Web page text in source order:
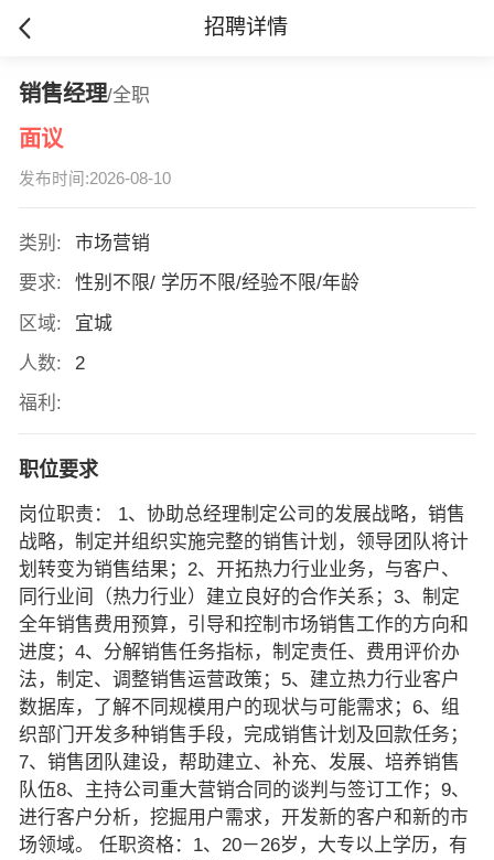
招聘详情
销售经理/全职
面议
发布时间:2026-08-10
类别:
市场营销
要求:
性别不限/ 学历不限/经验不限/年龄
区域:
宜城
人数:
2
福利:
职位要求
岗位职责： 1、协助总经理制定公司的发展战略，销售
战略，制定并组织实施完整的销售计划，领导团队将计
划转变为销售结果；2、开拓热力行业业务，与客户、
同行业间（热力行业）建立良好的合作关系；3、制定
全年销售费用预算，引导和控制市场销售工作的方向和
进度；4、分解销售任务指标，制定责任、费用评价办
法，制定、调整销售运营政策；5、建立热力行业客户
数据库，了解不同规模用户的现状与可能需求；6、组
织部门开发多种销售手段，完成销售计划及回款任务；
7、销售团队建设，帮助建立、补充、发展、培养销售
队伍8、主持公司重大营销合同的谈判与签订工作；9、
进行客户分析，挖掘用户需求，开发新的客户和新的市
场领域。 任职资格：1、20－26岁，大专以上学历，有